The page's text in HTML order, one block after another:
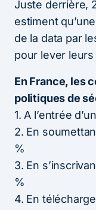
Juste derrière,
estiment
de la data par
pour lever
En France, les
politiques de
1. A l’entrée
2. En
%
3. En
%
4. En